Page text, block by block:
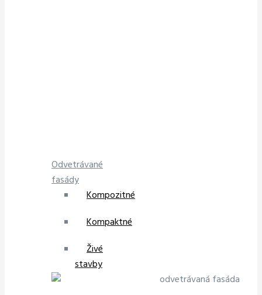
Odvetrávané
fasády
Kompozitné
Kompaktné
Živé
stavby